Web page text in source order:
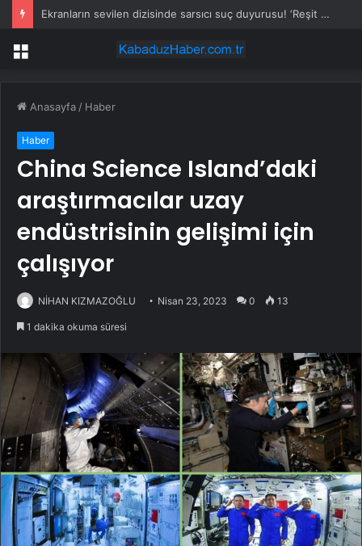
Ekranların sevilen dizisinde sarsıcı suç duyurusu! ‘Reşit olmayan kızımla aşk yaşadı’
Menü
Anasayfa / Haber
Haber
China Science Island’daki
araştırmacılar uzay
endüstrisinin gelişimi için
çalışıyor
NİHAN KIZMAZOĞLU Nisan 23, 2023 0 13
1 dakika okuma süresi